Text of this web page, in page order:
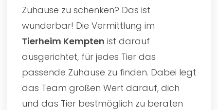
Zuhause zu schenken? Das ist
wunderbar! Die Vermittlung im
Tierheim Kempten ist darauf
ausgerichtet, für jedes Tier das
passende Zuhause zu finden. Dabei legt
das Team großen Wert darauf, dich
und das Tier bestmöglich zu beraten